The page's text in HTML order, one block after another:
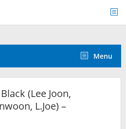
Menu
(Lee Joon,
L.Joe) –